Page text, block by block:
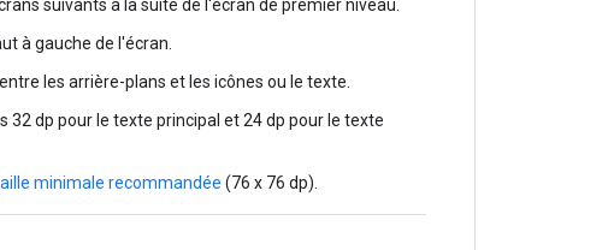
suivants à la suite de l'écran de premier niveau.
à gauche de l'écran.
entre les arrière-plans et les icônes ou le texte.
32 dp pour le texte principal et 24 dp pour le texte
minimale recommandée (76 x 76 dp).